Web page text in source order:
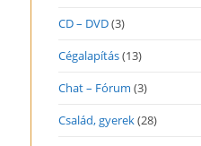
CD – DVD(3)
Cégalapítás(13)
Chat – Fórum (3)
Család, gyerek(28)